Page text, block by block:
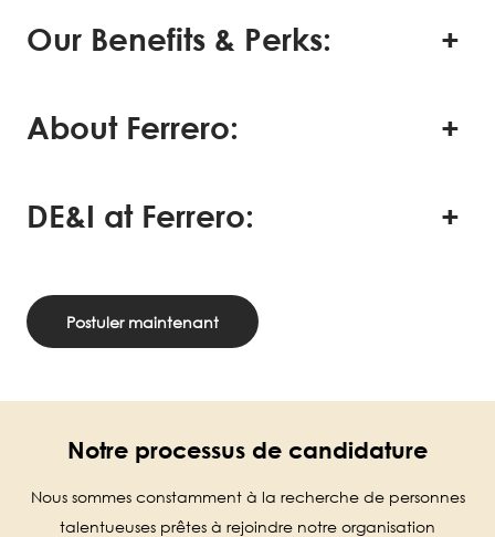
Our Benefits & Perks:
About Ferrero:
DE&I at Ferrero:
Postuler maintenant
Notre processus de candidature
Nous sommes constamment à la recherche de personnes
talentueuses prêtes à rejoindre notre organisation